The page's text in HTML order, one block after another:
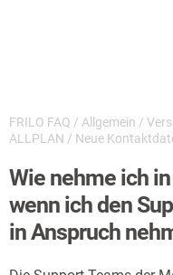
FRILO FAQ / Allgemein /
ALLPLAN / Neue
Wie nehme ich
wenn ich den
in Anspruch